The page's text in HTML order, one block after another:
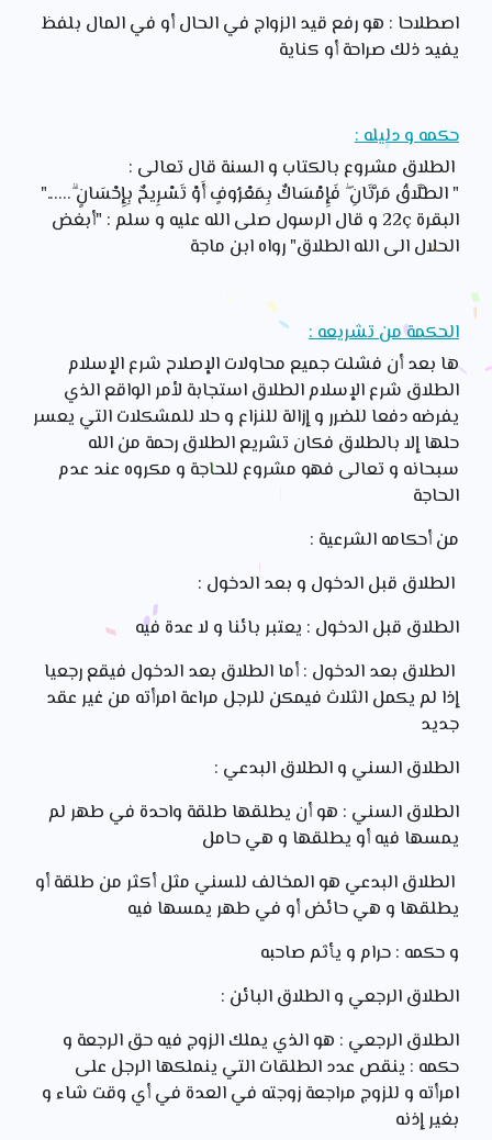
اصطلاحا : هو رفع قيد الزواج في الحال أو في المال بلفظ
يفيد ذلك صراحة أو كناية
حكمه و دليله :
الطلاق مشروع بالكتاب و السنة قال تعالى :
" الطَّلَاقُ مَرَّتَانِۖ فَإِمْسَاكٌ بِمَعْرُوفٍأَوْ تَسْرِيحٌ بِإِحْسَانٍۗ......"
البقرة 22ç و قال الرسول صلى الله عليه و سلم : "أبغض
الحلال الى الله الطلاق" رواه ابن ماجة
الحكمة من تشريعه :
ها بعد أن فشلت جميع محاولات الإصلاح شرع الإسلام
الطلاق شرع الإسلام الطلاق استجابة لأمر الواقع الذي
يفرضه دفعا للضرر و إزالة للنزاع و حلا للمشكلات التي يعسر
حلها إلا بالطلاق فكان تشريع الطلاق رحمة من الله
سبحانه و تعالى فهو مشروع للحاجة و مكروه عند عدم
الحاجة
من أحكامه الشرعية :
الطلاق قبل الدخول و بعد الدخول :
الطلاق قبل الدخول : يعتبر بائنا و لا عدة فيه
الطلاق بعد الدخول : أما الطلاق بعد الدخول فيقع رجعيا
إذا لم يكمل الثلاث فيمكن للرجل مراعة امرأته من غير عقد
جديد
الطلاق السني و الطلاق البدعي :
الطلاق السني : هو أن يطلقها طلقة واحدة في طهر لم
يمسها فيه أو يطلقها و هي حامل
الطلاق البدعي هو المخالف للسني مثل أكثر من طلقة أو
يطلقها و هي حائض أو في طهر يمسها فيه
و حكمه : حرام و يأثم صاحبه
الطلاق الرجعي و الطلاق البائن :
الطلاق الرجعي : هو الذي يملك الزوج فيه حق الرجعة و
حكمه : ينقص عدد الطلقات التي ينملكها الرجل على
امرأته و للزوج مراجعة زوجته في العدة في أي وقت شاء و
بغير إذنه